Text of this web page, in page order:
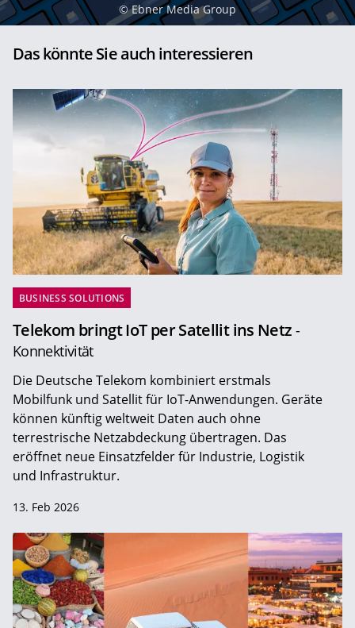
© Ebner Media Group
Das könnte Sie auch interessieren
BUSINESS SOLUTIONS
Telekom bringt IoT per Satellit ins Netz -
Konnektivität
Die Deutsche Telekom kombiniert erstmals
Mobilfunk und Satellit für IoT-Anwendungen. Geräte
können künftig weltweit Daten auch ohne
terrestrische Netzabdeckung übertragen. Das
eröffnet neue Einsatzfelder für Industrie, Logistik
und Infrastruktur.
13. Feb 2026